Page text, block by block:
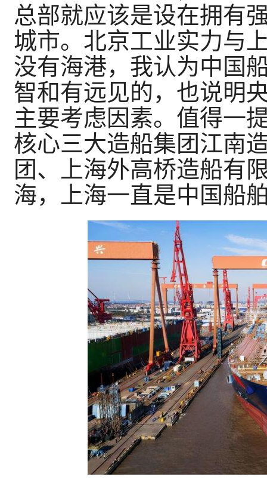
总部就应该是设在拥有
城市。北京工业实力与
没有海港，我认为中国
智和有远见的，也说明
主要考虑因素。值得一
核心三大造船集团江南
团、上海外高桥造船有
海，上海一直是中国船